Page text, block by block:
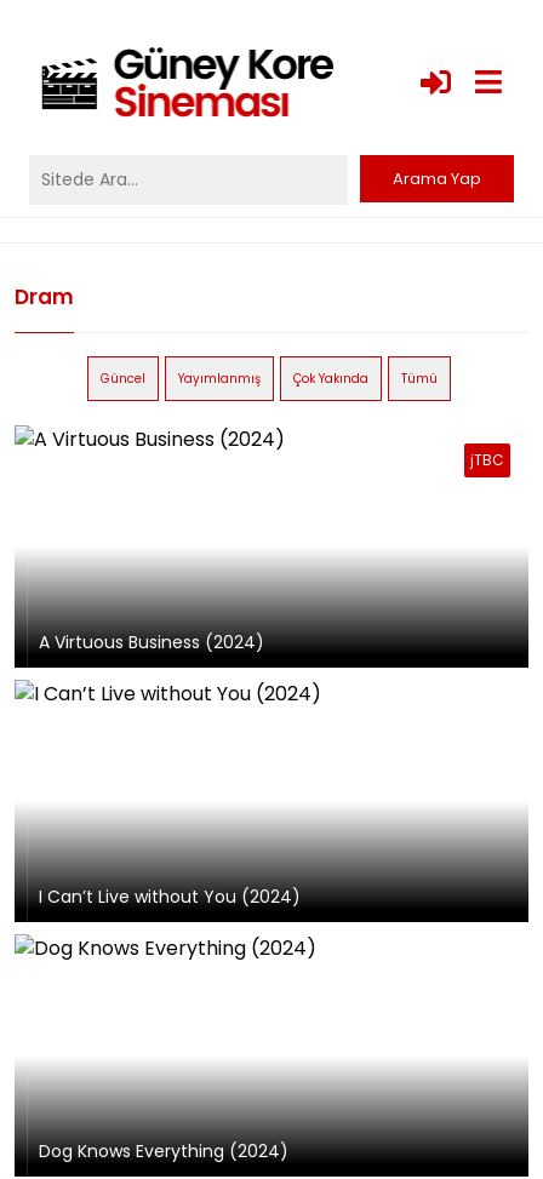
Dram
Güncel Yayımlanmış Çok Yakında Tümü
jTBC
A Virtuous Business (2024)
I Can’t Live without You (2024)
Dog Knows Everything (2024)